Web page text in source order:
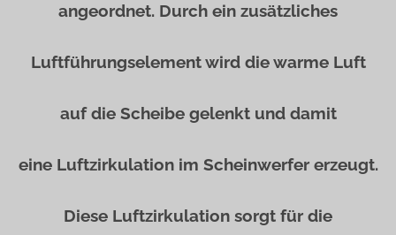
angeordnet. Durch ein zusätzliches
Luftführungselement wird die warme Luft
auf die Scheibe gelenkt und damit
eine Luftzirkulation im Scheinwerfer erzeugt.
Diese Luftzirkulation sorgt für die